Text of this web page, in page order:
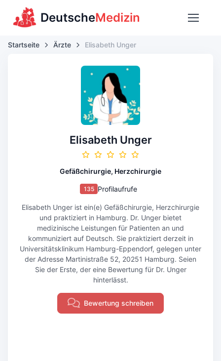
DeutscheMedizin
Startseite Ärzte Elisabeth Unger
Elisabeth Unger
Gefäßchirurgie, Herzchirurgie
135 Profilaufrufe
Elisabeth Unger ist ein(e) Gefäßchirurgie, Herzchirurgie
und praktiziert in Hamburg. Dr. Unger bietet
medizinische Leistungen für Patienten an und
kommuniziert auf Deutsch. Sie praktiziert derzeit in
Universitätsklinikum Hamburg-Eppendorf, gelegen unter
der Adresse Martinistraße 52, 20251 Hamburg. Seien
Sie der Erste, der eine Bewertung für Dr. Unger
hinterlässt.
Bewertung schreiben